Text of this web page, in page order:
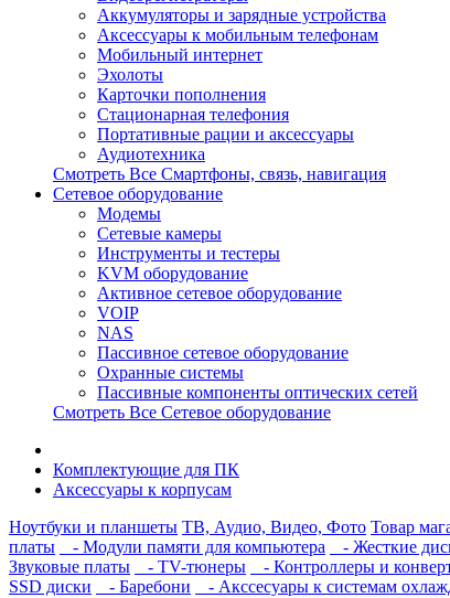
Аккумуляторы и зарядные устройства
Аксессуары к мобильным телефонам
Мобильный интернет
Эхолоты
Карточки пополнения
Стационарная телефония
Портативные рации и аксессуары
Аудиотехника
Смотреть Все Смартфоны, связь, навигация
Сетевое оборудование
Модемы
Сетевые камеры
Инструменты и тестеры
KVM оборудование
Активное сетевое оборудование
VOIP
NAS
Пассивное сетевое оборудование
Охранные системы
Пассивные компоненты оптических сетей
Смотреть Все Сетевое оборудование
Комплектующие для ПК
Аксессуары к корпусам
Ноутбуки и планшеты ТВ, Аудио, Видео, Фото Товар
платы
- Модули памяти для компьютера - Жесткие
Звуковые платы
- TV-тюнеры - Контроллеры и
SSD диски
- Баребони - Акссесуары к системам